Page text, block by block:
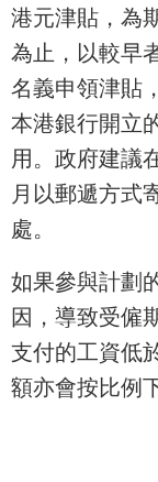
港元津貼，為
為止，以較早
名義申領津貼
本港銀行開立
用。政府建議
月以郵遞方式
處。
如果參與計劃
因，導致受僱
支付的工資低
額亦會按比例